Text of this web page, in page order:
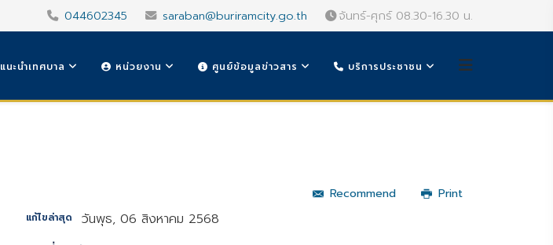
044602345 saraban@buriramcity.go.th จันทร์-ศุกร์ 08.30-16.30 น.
แนะนำเทศบาล หน่วยงาน ศูนย์ข้อมูลข่าวสาร บริการประชาชน
Recommend Print
แก้ไขล่าสุด วันพุธ, 06 สิงหาคม 2568